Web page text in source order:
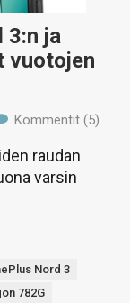
3:n ja
vuotojen
Kommentit (5)
raudan
varsin
Nord 3
782G